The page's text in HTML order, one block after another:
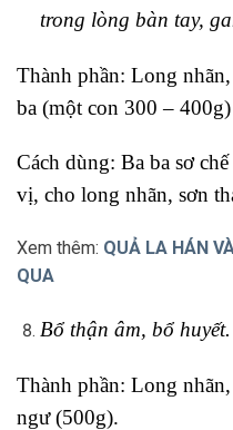
trong lòng bàn tay,
Thành phần: Long
ba (một con 300 – 400g)
Cách dùng: Ba ba sơ
vị, cho long nhãn, sơn
Xem thêm: QUẢ LA HÁN
QUA
Bổ thận âm, bổ huyết.
Thành phần: Long nhãn,
ngư (500g).